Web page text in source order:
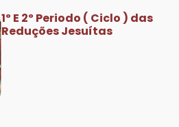
1º E 2º Periodo ( Ciclo ) das
Reduções Jesuítas